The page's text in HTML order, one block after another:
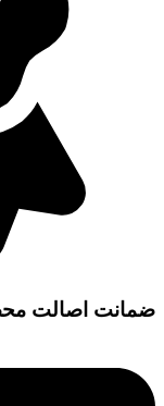
ضمانت اصالت